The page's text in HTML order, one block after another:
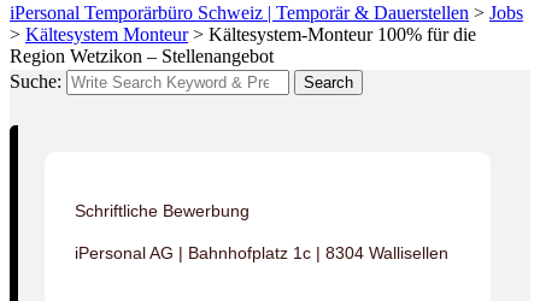
iPersonal Temporärbüro Schweiz | Temporär & Dauerstellen > Jobs
> Kältesystem Monteur> Kältesystem-Monteur 100% für die
Region Wetzikon – Stellenangebot
Suche:
Search
Schriftliche Bewerbung
iPersonal AG | Bahnhofplatz 1c | 8304 Wallisellen